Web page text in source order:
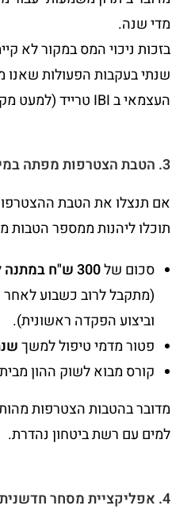
מדי שנה.
בזכות ניכוי המס במקור לא
שנתי בעקבות הפעולות
העצמאי ב IBI טרייד (למעט מקרים חריגים).
3. הטבת הצטרפות מפתה במיוחד:
תוכלו ליהנות ממספר הטבות
סכום של300 ש"ח במתנה
וביצוע הפקדה ראשונית).
פטור מדמי טיפול למשך
קורס מבוא לשוק ההון
מדובר בהטבות הצטרפות
למים עם רשת ביטחון נהדרת.
4. אפליקציית מסחר חדשנית לבורסה האמריקאית: